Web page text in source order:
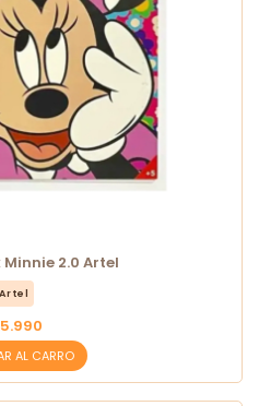
2.0 Artel
Artel
AL CARRO